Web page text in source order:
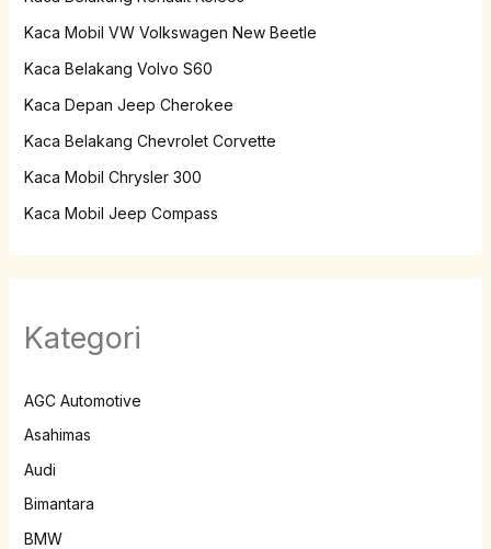
Kaca Mobil VW Volkswagen New Beetle
Kaca Belakang Volvo S60
Kaca Depan Jeep Cherokee
Kaca Belakang Chevrolet Corvette
Kaca Mobil Chrysler 300
Kaca Mobil Jeep Compass
Kategori
AGC Automotive
Asahimas
Audi
Bimantara
BMW